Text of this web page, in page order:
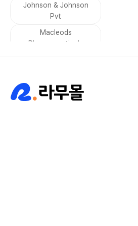
남성 호르몬
무좀
기생충 감염
금연
구토
집중력
감기
알레르기
Johnson & Johnson
Pvt
Macleods
Pharmaceuticals
Dharam Distributors